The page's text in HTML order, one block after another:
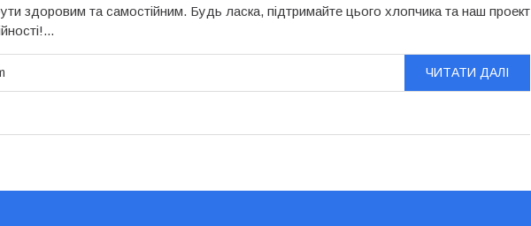
здоровим та самостійним. Будь ласка, підтримайте цього хлопчика та наш проект
ЧИТАТИ ДАЛІ